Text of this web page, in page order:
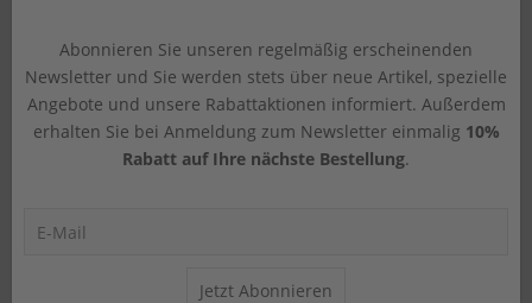
Abonnieren Sie unseren regelmäßig erscheinenden
Newsletter und Sie werden stets über neue Artikel, spezielle
Angebote und unsere Rabattaktionen informiert. Außerdem
erhalten Sie bei Anmeldung zum Newsletter einmalig 10%
Rabatt auf Ihre nächste Bestellung.
Jetzt Abonnieren